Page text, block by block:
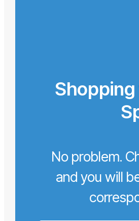
No problem.
and you will